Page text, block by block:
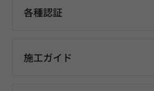
各種認証
施工ガイド